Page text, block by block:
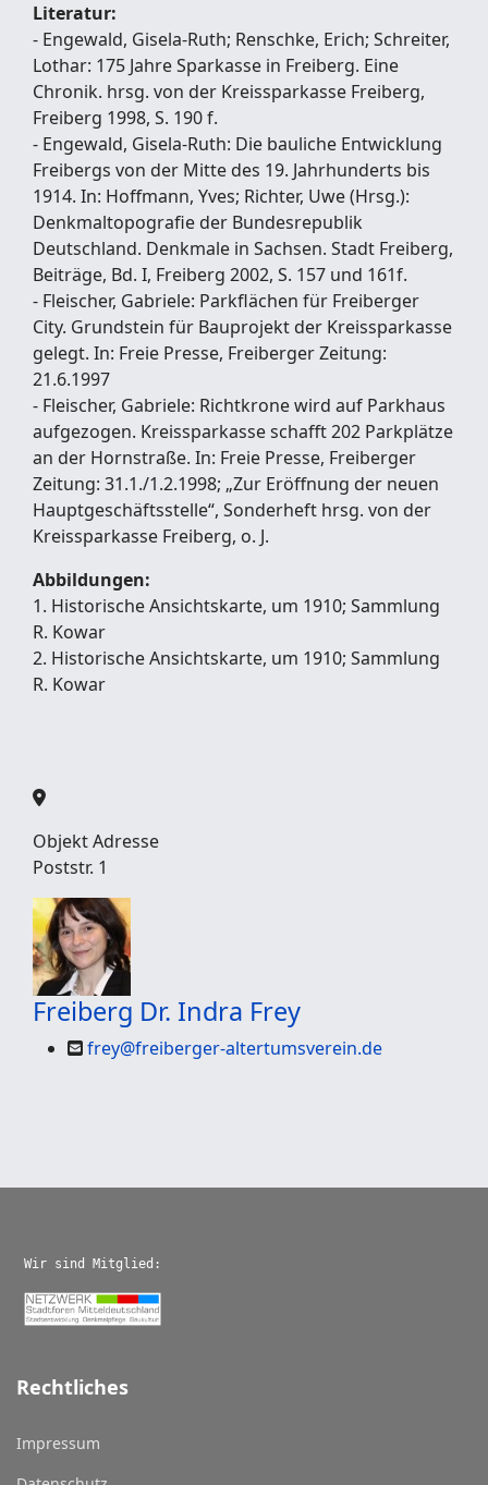
Literatur:
- Engewald, Gisela-Ruth; Renschke, Erich; Schreiter,
Lothar: 175 Jahre Sparkasse in Freiberg. Eine
Chronik. hrsg. von der Kreissparkasse Freiberg,
Freiberg 1998, S. 190 f.
- Engewald, Gisela-Ruth: Die bauliche Entwicklung
Freibergs von der Mitte des 19. Jahrhunderts bis
1914. In: Hoffmann, Yves; Richter, Uwe (Hrsg.):
Denkmaltopografie der Bundesrepublik
Deutschland. Denkmale in Sachsen. Stadt Freiberg,
Beiträge, Bd. I, Freiberg 2002, S. 157 und 161f.
- Fleischer, Gabriele: Parkflächen für Freiberger
City. Grundstein für Bauprojekt der Kreissparkasse
gelegt. In: Freie Presse, Freiberger Zeitung:
21.6.1997
- Fleischer, Gabriele: Richtkrone wird auf Parkhaus
aufgezogen. Kreissparkasse schafft 202 Parkplätze
an der Hornstraße. In: Freie Presse, Freiberger
Zeitung: 31.1./1.2.1998; „Zur Eröffnung der neuen
Hauptgeschäftsstelle“, Sonderheft hrsg. von der
Kreissparkasse Freiberg, o. J.
Abbildungen:
1. Historische Ansichtskarte, um 1910; Sammlung
R. Kowar
2. Historische Ansichtskarte, um 1910; Sammlung
R. Kowar
Objekt Adresse
Poststr. 1
Freiberg Dr. Indra Frey
frey@freiberger-altertumsverein.de
Wir sind Mitglied:
Rechtliches
Impressum